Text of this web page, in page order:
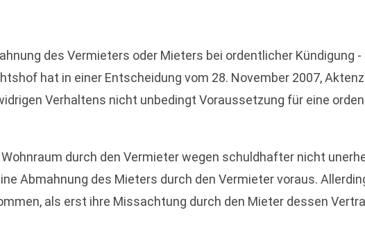
des Vermieters oder Mieters bei ordentlicher Kündigung
hat in einer Entscheidung vom 28. November 2007,
Verhaltens nicht unbedingt Voraussetzung für eine
durch den Vermieter wegen schuldhafter nicht
Abmahnung des Mieters durch den Vermieter voraus.
als erst ihre Missachtung durch den Mieter dessen